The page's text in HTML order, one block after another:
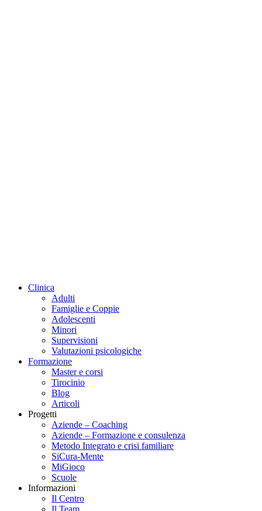
Clinica
Adulti
Famiglie e Coppie
Adolescenti
Minori
Supervisioni
Valutazioni psicologiche
Formazione
Master e corsi
Tirocinio
Blog
Articoli
Progetti
Aziende – Coaching
Aziende – Formazione e consulenza
Metodo Integrato e crisi familiare
SiCura-Mente
MiGioco
Scuole
Informazioni
Il Centro
Il Team